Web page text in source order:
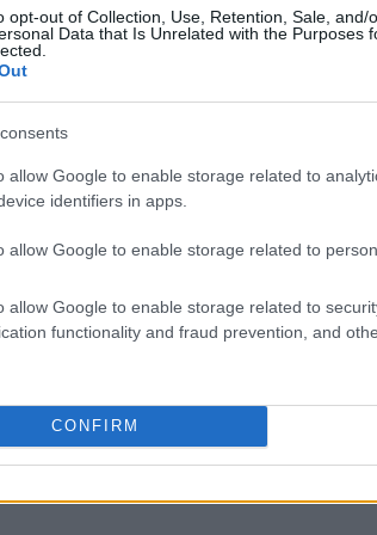
opt-out of Collection, Use, Retention, Sale, and/
Data that Is Unrelated with the Purposes
allow Google to enable storage related to
identifiers in apps.
allow Google to enable storage related to
allow Google to enable storage related to
functionality and fraud prevention, and
CONFIRM
Brakuje czegoś w haśle?
abonenci Dobrego
SPRAWDŹ